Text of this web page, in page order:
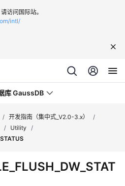
访问国际站。
intl/
库 GaussDB
/ 开发指南（集中式_V2.0-3.x）
/
/ Utility
/